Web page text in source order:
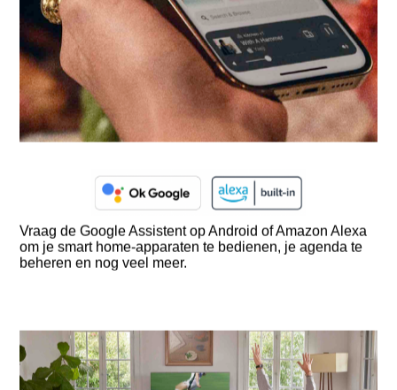
Vraag de Google Assistent op Android of Amazon Alexa
om je smart home-apparaten te bedienen, je agenda te
beheren en nog veel meer.